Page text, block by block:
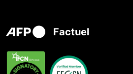
Factuel